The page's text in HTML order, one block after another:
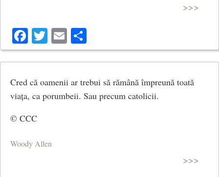
>>>
Facebook
Twitter
Email
Cred că oamenii ar trebui să rămână împreună toată
viața, ca porumbeii. Sau precum catolicii.
© CCC
Woody Allen
>>>